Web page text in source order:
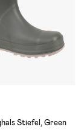
Stiefel, Green